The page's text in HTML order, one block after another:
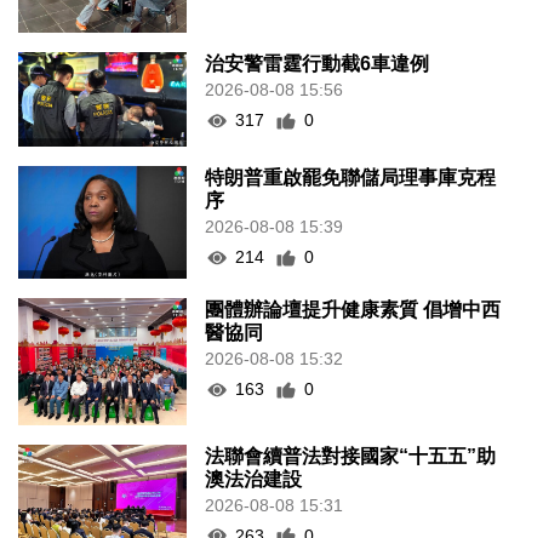
治安警雷霆行動截6車違例
2026-08-08 15:56
317
0
特朗普重啟罷免聯儲局理事庫克程
序
2026-08-08 15:39
214
0
團體辦論壇提升健康素質 倡增中西
醫協同
2026-08-08 15:32
163
0
法聯會續普法對接國家“十五五”助
澳法治建設
2026-08-08 15:31